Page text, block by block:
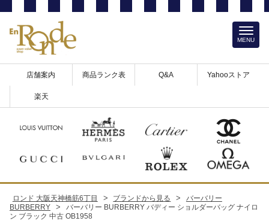
店舗案内 商品ランク表 Q&A Yahooストア
楽天
MENU
ロンド 大阪天神橋筋6丁目 > ブランドから見る >
バーバリー
BURBERRY
>
バーバリー BURBERRY バディー ショルダーバッグ ナイロ
ン ブラック 中古 OB1958